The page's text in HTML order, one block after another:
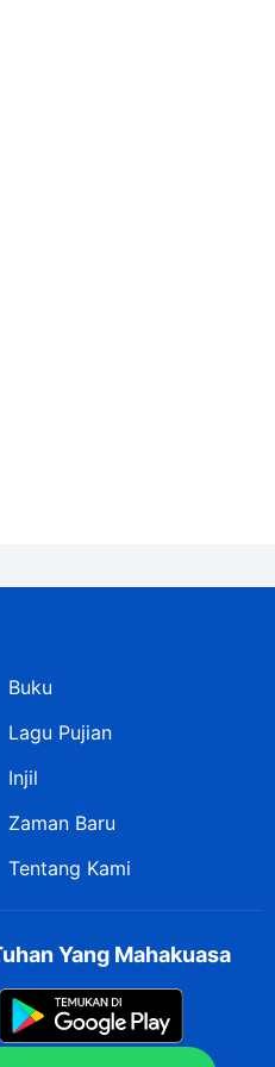
Buku
Lagu Pujian
Injil
Zaman Baru
Tentang Kami
Yang Mahakuasa